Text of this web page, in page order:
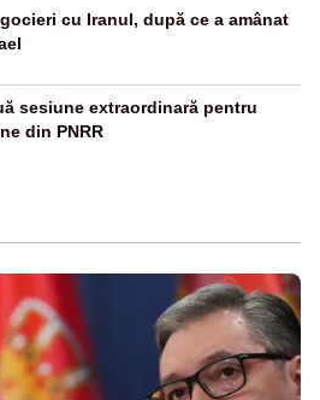
cu Iranul, după ce a amânat
sesiune extraordinară pentru
din PNRR